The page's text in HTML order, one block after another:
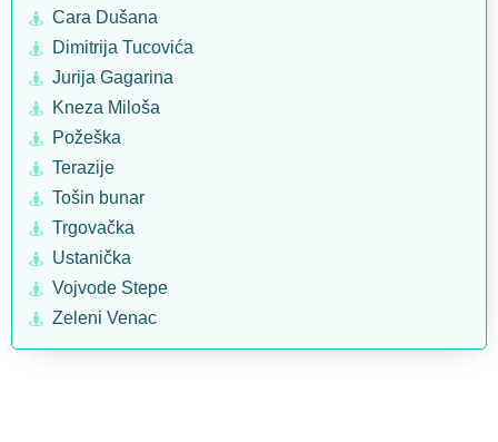
Cara Dušana
Dimitrija Tucovića
Jurija Gagarina
Kneza Miloša
Požeška
Terazije
Tošin bunar
Trgovačka
Ustanička
Vojvode Stepe
Zeleni Venac